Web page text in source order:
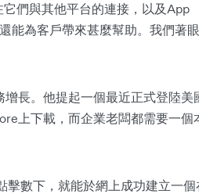
們與其他平台的連接，以及App
能為客戶帶來甚麼幫助。我們著
長。他提起一個最近正式登陸美
上下載，而企業老闆都需要一個
數下，就能於網上成功建立一個